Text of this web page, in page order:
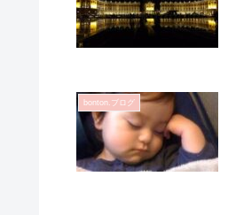
bonton.ブログ